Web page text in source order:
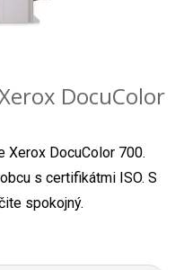
DocuColor
Xerox DocuColor 700.
s certifikátmi ISO. S
spokojný.